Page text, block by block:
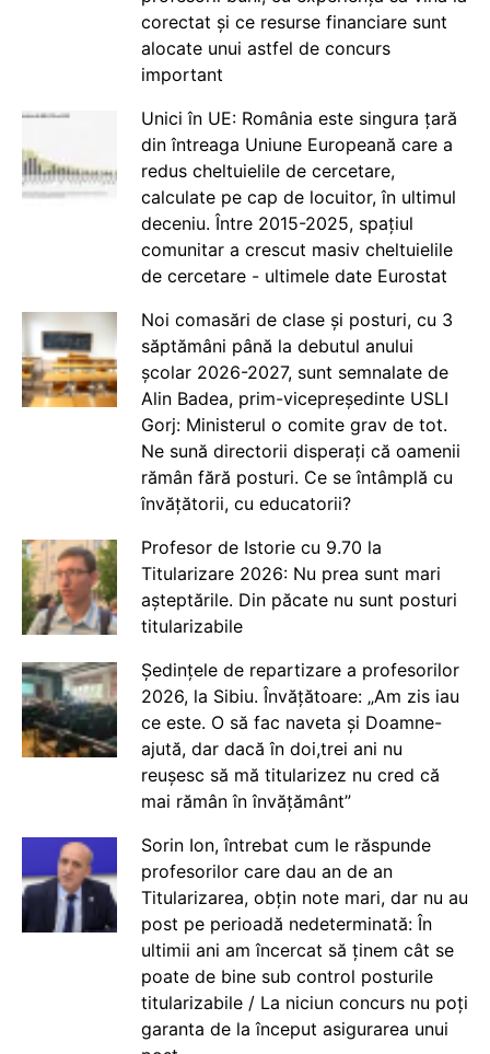
corectat și ce resurse financiare sunt
alocate unui astfel de concurs
important
Unici în UE: România este singura țară
din întreaga Uniune Europeană care a
redus cheltuielile de cercetare,
calculate pe cap de locuitor, în ultimul
deceniu. Între 2015-2025, spațiul
comunitar a crescut masiv cheltuielile
de cercetare - ultimele date Eurostat
Noi comasări de clase și posturi, cu 3
săptămâni până la debutul anului
școlar 2026-2027, sunt semnalate de
Alin Badea, prim-vicepreședinte USLI
Gorj: Ministerul o comite grav de tot.
Ne sună directorii disperați că oamenii
rămân fără posturi. Ce se întâmplă cu
învățătorii, cu educatorii?
Profesor de Istorie cu 9.70 la
Titularizare 2026: Nu prea sunt mari
așteptările. Din păcate nu sunt posturi
titularizabile
Ședințele de repartizare a profesorilor
2026, la Sibiu. Învățătoare: „Am zis iau
ce este. O să fac naveta și Doamne-
ajută, dar dacă în doi,trei ani nu
reușesc să mă titularizez nu cred că
mai rămân în învățământ”
Sorin Ion, întrebat cum le răspunde
profesorilor care dau an de an
Titularizarea, obțin note mari, dar nu au
post pe perioadă nedeterminată: În
ultimii ani am încercat să ținem cât se
poate de bine sub control posturile
titularizabile / La niciun concurs nu poți
garanta de la început asigurarea unui